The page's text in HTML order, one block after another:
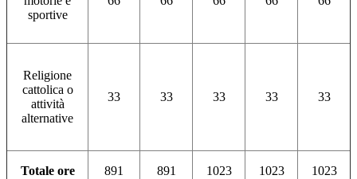
sportive
Religione
cattolica o
attività
alternative
33 33 33 33 33
Totale ore 891 891 1023 1023 1023